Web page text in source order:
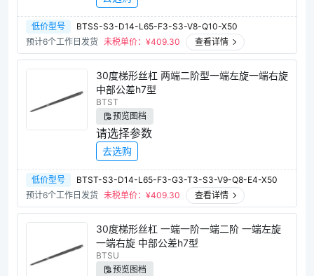
低价型号
BTSS-S3-D14-L65-F3-S3-V8-Q10-X50
预计6个工作日发货 未税单价：¥409.30 查看详情
30度梯形丝杠 两端二阶型一端左旋一端右旋
中部公差h7型
BTST
预览图档
请选择参数
去选购
低价型号
BTST-S3-D14-L65-F3-G3-T3-S3-V9-Q8-E4-X50
预计6个工作日发货 未税单价：¥409.30 查看详情
30度梯形丝杠 一端一阶一端二阶 一端左旋
一端右旋 中部公差h7型
BTSU
预览图档